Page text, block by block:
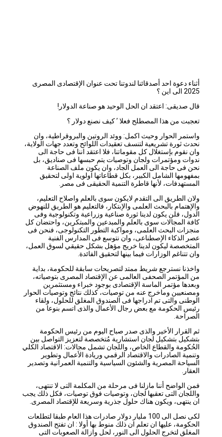
أثناء دعوة احد أصدقائنا لندوتنا تحت عنوان الإقتصادى المصرى
قال صديقى: اعتقد ان الحل الوحيد هو صناعة الدولار!
تعجبت من هذا المصطلح فعلا ’ كيف نصنع دولار ؟
واستمر الحوار وحيث اكمل: ووئد الروتين والبروقراطية، وان
نحدث ثورة تشريعية لتنسف تعقيدات اللوائح وتعدد جهات الولاية،
وان نقوم بإستغلال كل مقوماتنا، فلا اعتقد اننا فى حاجة الى
ندوات ومؤتمرات ولجان وتوصيات يتم حبسها فى صناديق، بل
نحن فى حاجة الى العمل الجاد، وان يكون ملف الصناعة
بمفهومها الشامل الكبير، بكل قطاعاتها اولوية اولى لتحقيق
المستهدفات، لأنها قاطرة التنمية الحقيقى فى مصر.
ولان الطريق الى التقدم لايكون سوى بالعلم واصلاح التعليم،
والإهتمام بالبحث العلمى والإبتكار، فالتعليم هو الطريق للنهوض
الدول، فلن يكون لدينا ثورة صناعية وزراعية وتكنولوجية وفى
كافة المجالات سوى بالعلم والمبدعين والمبتكرين، واحتضان كل
منجزات البحث العلمى، ومواكبة التطور التكنولوجى، فنحن فى
عصر الذكاء الإصطناعى، وان نتوسع فى المدارس الفنية
المتخصصة ليكون لدينا خريج مؤهل بشكل حقيقي لسوق العمل،
وان تتناغم الوزارات فيما بينها لتحقيق الفائدة.
واخذنا نسترجع شريط ممتد لتصريحات سابقة للحكومة، بداية
من المؤتمر الصحفى العالمى عن الإقتصاد المصرى بتوصياته،
وبعدها مؤتمر الماسة الإقتصادى بوجود خبراء ومستثمرين
ومصنعيين وماخرج عنه من توصيات، كذلك نتائج وتوصيات الحوار
الوطنى والتى تم ادراجها فى الصندوق المغلق للحلول، ولقاء
رئيس الحكومة مع بعض رجال الأعمال والذى اتسم بنوعا من
الصراحة.
ثم القرار الأخير والذى صدر صباح اليوم من رئيس الحكومة
بتشكيل بتشكيل لجان استشارية مُتخصصة لتعزيز التواصل بين
الحُكومة والقطاع الخاص، واللجان تشمل مجالات: الاقتصاد الكلي
وتنمية الصادرات والاقتصاد الرقمي وريادة الأعمال وتطوير
السياحة المصرية والشئون السياسية والتنمية العمرانية وتصدير
فمن الواضح أننا مازلنا فى مرحلة من المكلمة التى لا تنتهى،
واللجان التى تعقبها لجان، وتوصيات فوق توصيات، فكل ذلك يجب
ان ينتهى، ويكون هناك حلول جذرية وسريعة للإقتصاد المصرى.
لكى نصل الى 100 مليار دولار صادرات هذا العام طبقا لتطلعات
الحكومة، عليها ان تعلم ان ذلك منوط بها أولا : ان تفتح الصندوق
المغلق لتخرج الحلول الى النور، لحل وازالة الصعوبات التى